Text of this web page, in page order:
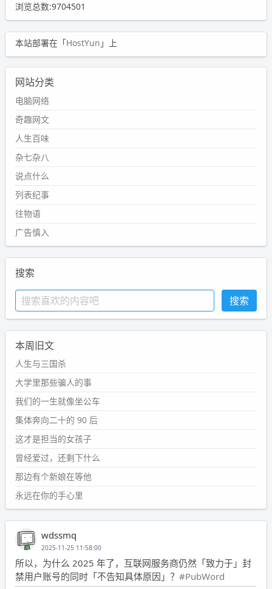
浏览总数:9704501
本站部署在「HostYun 」上
网站分类
电脑网络
奇趣网文
人生百味
杂七杂八
说点什么
列表纪事
往物语
广告慎入
搜索
本周旧文
人生与三国杀
大学里那些骗人的事
我们的一生就像坐公车
集体奔向二十的 90 后
这才是担当的女孩子
曾经爱过，还剩下什么
那边有个新娘在等他
永远在你的手心里
wdssmq
2025-11-25 11:58:00
所以，为什么 2025 年了，互联网服务商仍然「致力于」封
禁用户账号的同时「不告知具体原因」？ #PubWord